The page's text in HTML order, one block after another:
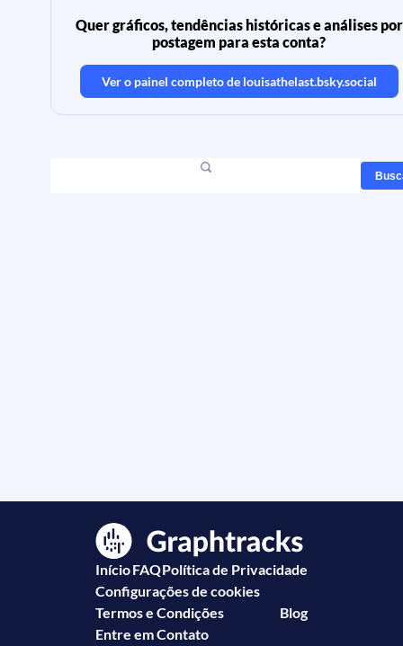
Quer gráficos, tendências históricas e análises por
postagem para esta conta?
Ver o painel completo de louisathelast.bsky.social
InícioFAQPolítica de Privacidade
Configurações de cookies
Termos e Condições
Blog
Entre em Contato